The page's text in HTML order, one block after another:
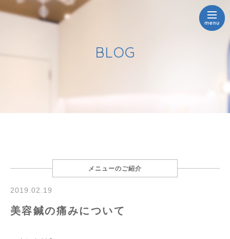
BLOG
メニューのご紹介
2019.02.19
美容鍼の痛みについて